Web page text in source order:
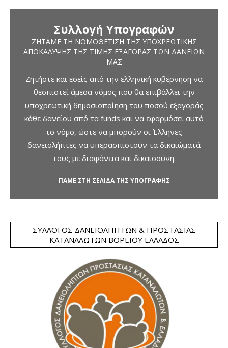
Συλλογή Υπογραφών
ΖΗΤΆΜΕ ΤΗ ΝΟΜΟΘΈΤΙΣΗ ΤΗΣ ΥΠΟΧΡΕΩΤΙΚΉΣ
ΑΠΟΚΆΛΥΨΗΣ ΤΗΣ ΤΙΜΉΣ ΕΞΑΓΟΡΆΣ ΤΩΝ ΔΑΝΕΊΩΝ
ΜΑΣ
Ζητήστε και εσείς από την ελληνική κυβέρνηση να
θεσπιστεί άμεσα νόμος που θα επιβάλλει την
υποχρεωτική δημοσιοποίηση του ποσού εξαγοράς
κάθε δανείου από τα funds και να εφαρμόσει αυτό
το νόμο, ώστε να μπορούν οι Έλληνες
δανειολήπτες να υπερασπιστούν τα δικαιώματά
τους με διαφάνεια και δικαιοσύνη.
ΠΑΜΕ ΣΤΗ ΣΕΛΙΔΑ ΤΗΣ ΥΠΟΓΡΑΦΗΣ
ΣΎΛΛΟΓΟΣ ΔΑΝΕΙΟΛΗΠΤΏΝ & ΠΡΟΣΤΑΣΊΑΣ
ΚΑΤΑΝΑΛΩΤΏΝ ΒΟΡΕΊΟΥ ΕΛΛΆΔΟΣ